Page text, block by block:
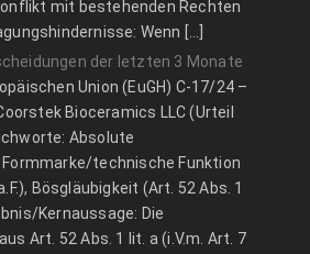
mit bestehenden Rechten
Wenn […]
der letzten 3 Monate
Union (EuGH) C‑17/24 –
Bioceramics LLC (Urteil
Absolute
technische Funktion
Bösgläubigkeit (Art. 52 Abs. 1
Kernaussage: Die
Art. 52 Abs. 1 lit. a (i.V.m. Art. 7